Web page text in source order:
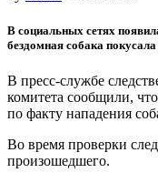
В социальных сетях
бездомная собака
В пресс-службе
комитета сообщили,
по факту нападения
Во время проверки
произошедшего.